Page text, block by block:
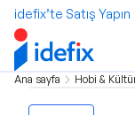
idefix’te Satış Yapın
Ana sayfa Hobi &